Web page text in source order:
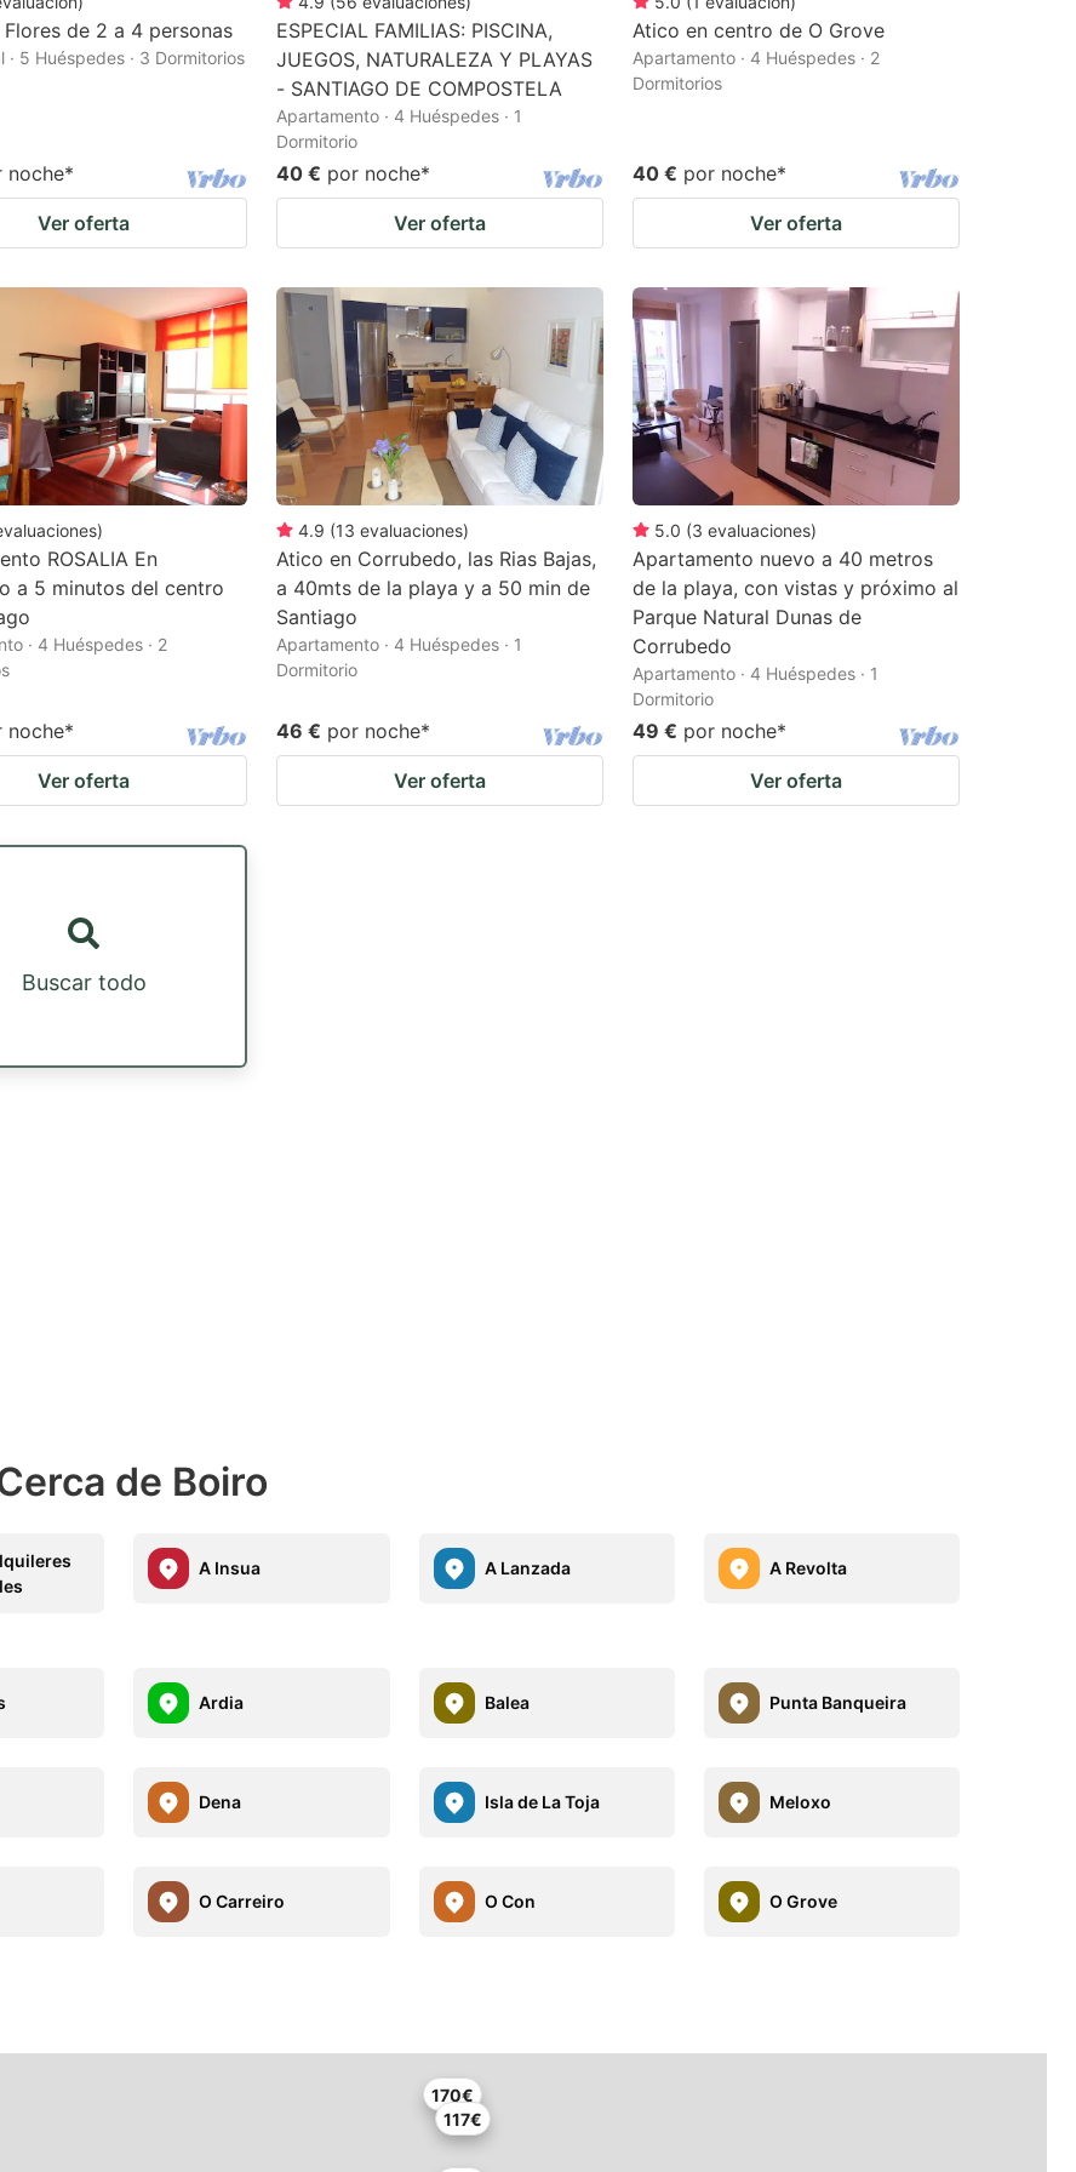
de 2 a 4 personas
· 5 Huéspedes · 3 Dormitorios
noche*
Ver oferta
ESPECIAL FAMILIAS: PISCINA,
JUEGOS, NATURALEZA Y PLAYAS
- SANTIAGO DE COMPOSTELA
Apartamento · 4 Huéspedes · 1
Dormitorio
40 € por noche*
Ver oferta
Atico en centro de O Grove
Apartamento · 4 Huéspedes · 2
Dormitorios
40 € por noche*
Ver oferta
)
ROSALIA En
a 5 minutos del centro
· 4 Huéspedes · 2
noche*
Ver oferta
4.9 (13 evaluaciones)
Atico en Corrubedo, las Rias Bajas,
a 40mts de la playa y a 50 min de
Santiago
Apartamento · 4 Huéspedes · 1
Dormitorio
46 € por noche*
Ver oferta
5.0 (3 evaluaciones)
Apartamento nuevo a 40 metros
de la playa, con vistas y próximo al
Parque Natural Dunas de
Corrubedo
Apartamento · 4 Huéspedes · 1
Dormitorio
49 € por noche*
Ver oferta
Buscar todo
de Boiro
A Insua A Lanzada A Revolta
Ardia Balea Punta Banqueira
Dena Isla de La Toja Meloxo
O Carreiro O Con O Grove
117€
170€